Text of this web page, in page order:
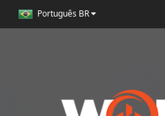
Português BR